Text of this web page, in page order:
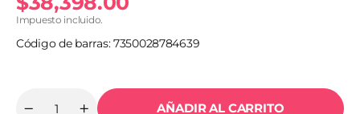
habitual
Impuesto incluido.
Código de barras: 7350028784639
AÑADIR AL CARRITO